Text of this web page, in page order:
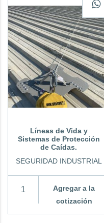
Líneas de Vida y
Sistemas de Protección
de Caídas.
SEGURIDAD INDUSTRIAL
Agregar a la
cotización